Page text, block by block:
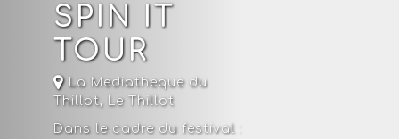
SPIN IT
TOUR
La Mediatheque du
Thillot, Le Thillot
Dans le cadre du festival :